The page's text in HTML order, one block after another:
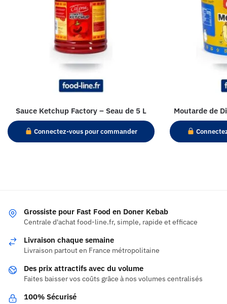
Sauce Ketchup Factory – Seau de 5 L
Connectez-vous pour commander
Moutarde de
Grossiste pour Fast Food en Doner Kebab
Centrale d'achat food-line.fr, simple, rapide et efficace
Livraison chaque semaine
Livraison partout en France métropolitaine
Des prix attractifs avec du volume
Faites baisser vos coûts grâce à nos volumes centralisés
100% Sécurisé